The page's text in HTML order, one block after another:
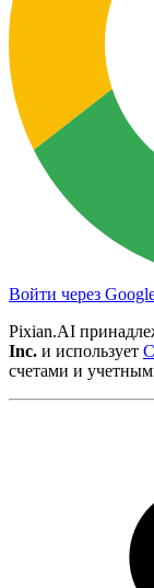
Войти через
Pixian.AI
Inc. и использует
счетами и